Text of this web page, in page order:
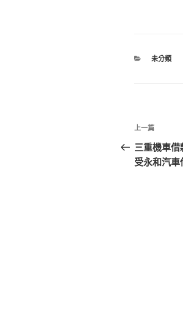
分
未分類
文
章
導
上
一
篇
上一篇
三重機車
受永和汽車